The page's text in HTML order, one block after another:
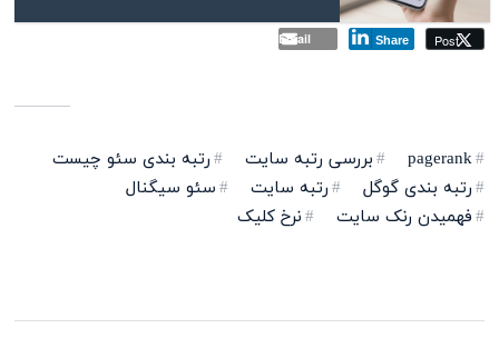
Post
Share
Email
pagerank بررسی رتبه سایت
رتبه بندی سئو چیست
رتبه بندی گوگل
رتبه سایت
سئو سیگنال
فهمیدن رنک سایت
نرخ کلیک